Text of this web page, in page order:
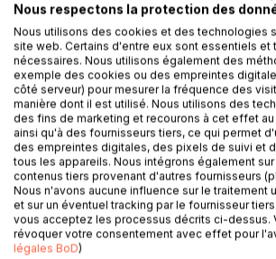
suit la famille Otis, des Américains
pragmatiques, qui emménagent dans le
anglais de Canterville Chase, réputé
de Sir Simon de Canterville.
famille Otis ne se laisse pas
manifestations spectrales, traitant les
détachement presque comique. Le
effrayer les habitants, se retrouve
ridiculisé par les intrépides Otis. Wilde
confrontation entre tradition et
moeurs victoriennes et explorer les
rédemption et du pardon. En plus de
principale, le recueil comprend d'autres
Nous respectons la protection des
Nous utilisons des cookies et des technologies
site web. Certains d'entre eux sont essentiels et
nécessaires. Nous utilisons également des
exemple des cookies ou des empreintes
côté serveur) pour mesurer la fréquence des
manière dont il est utilisé. Nous utilisons des
des fins de marketing et recourons à cet effet
ainsi qu'à des fournisseurs tiers, ce qui permet
des empreintes digitales, des pixels de suivi et
tous les appareils. Nous intégrons également
contenus tiers provenant d'autres fournisseurs
Nous n'avons aucune influence sur le traitement
et sur un éventuel tracking par le fournisseur
vous acceptez les processus décrits ci-dessus.
révoquer votre consentement avec effet pour
légales BoD)